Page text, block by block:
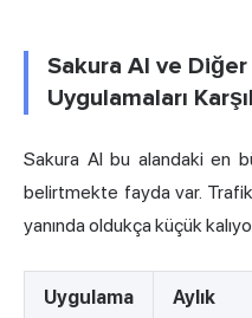
Sakura AI ve
Uygulamaları
Sakura AI bu alandaki en
belirtmekte fayda var. Trafik
yanında oldukça küçük
Uygulama
Aylık